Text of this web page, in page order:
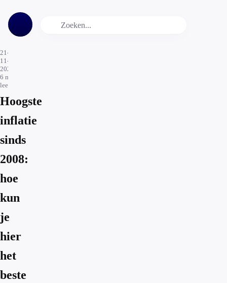
21-
11-
2021
6 min.
leestijd
Hoogste
inflatie
sinds
2008:
hoe
kun
je
hier
het
beste